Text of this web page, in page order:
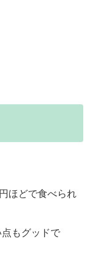
ほどで食べられ
もグッドで